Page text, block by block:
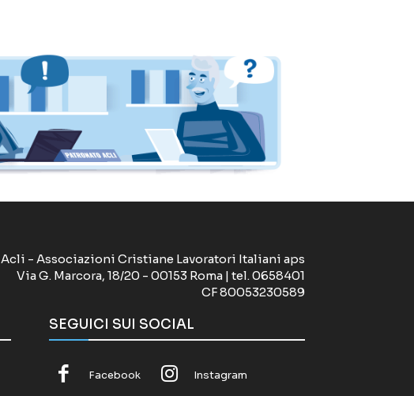
Acli - Associazioni Cristiane Lavoratori Italiani aps
Via G. Marcora, 18/20 - 00153 Roma | tel. 0658401
CF 80053230589
SEGUICI SUI SOCIAL
Facebook Instagram